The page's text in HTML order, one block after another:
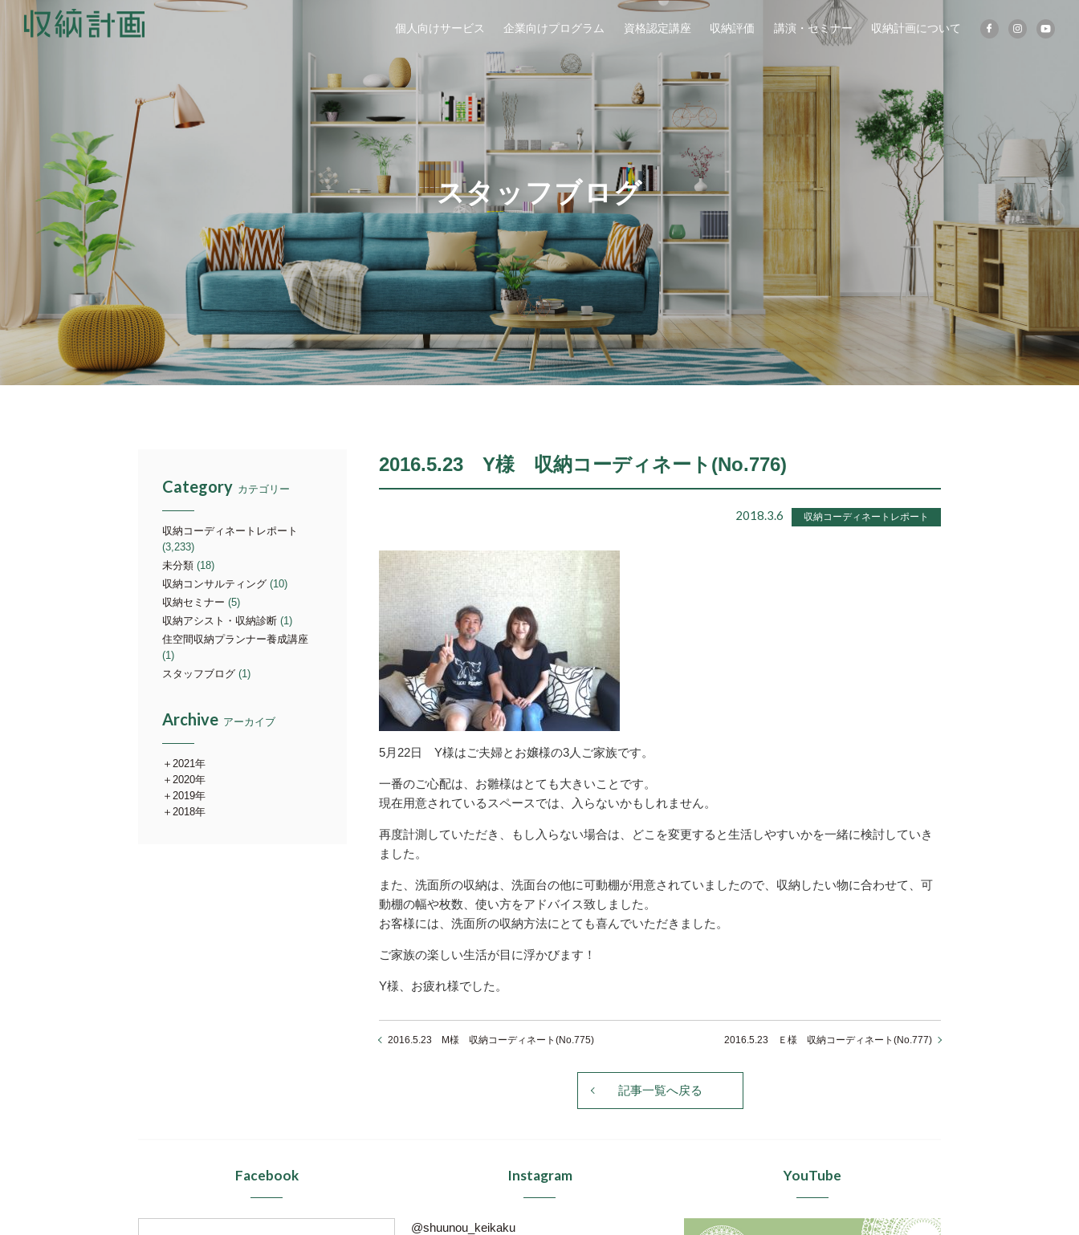
個人向けサービス 企業向けプログラム 資格認定講座 収納評価 講演・セミナー 収納計画について
スタッフブログ
2016.5.23 Y様 収納コーディネート(No.776)
2018.3.6 収納コーディネートレポート
5月22日 Y様はご夫婦とお嬢様の3人ご家族です。
一番のご心配は、お雛様はとても大きいことです。
現在用意されているスペースでは、入らないかもしれません。
再度計測していただき、もし入らない場合は、どこを変更すると生活しやすいかを一緒に検討していき
ました。
また、洗面所の収納は、洗面台の他に可動棚が用意されていましたので、収納したい物に合わせて、可
動棚の幅や枚数、使い方をアドバイス致しました。
お客様には、洗面所の収納方法にとても喜んでいただきました。
ご家族の楽しい生活が目に浮かびます！
Y様、お疲れ様でした。
2016.5.23 M様 収納コーディネート(No.775) 2016.5.23 Ｅ様 収納コーディネート(No.777)
記事一覧へ戻る
Category カテゴリー
収納コーディネートレポート
(3,233)
未分類 (18)
収納コンサルティング (10)
収納セミナー (5)
収納アシスト・収納診断 (1)
住空間収納プランナー養成講座
(1)
スタッフブログ (1)
Archive アーカイブ
2021年
2020年
2019年
2018年
Facebook Instagram
@shuunou_keikaku
YouTube